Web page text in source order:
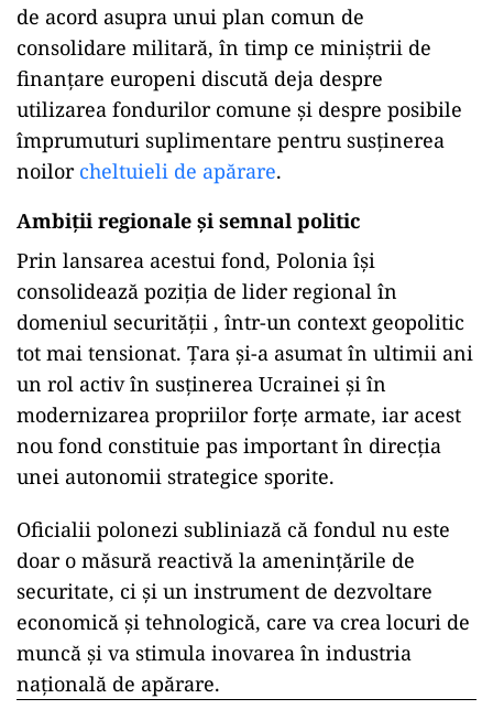
de acord asupra unui plan comun de
consolidare militară, în timp ce miniștrii de
finanțare europeni discută deja despre
utilizarea fondurilor comune și despre posibile
împrumuturi suplimentare pentru susținerea
noilor cheltuieli de apărare.
Ambiții regionale și semnal politic
Prin lansarea acestui fond, Polonia își
consolidează poziția de lider regional în
domeniul securității , într-un context geopolitic
tot mai tensionat. Țara și-a asumat în ultimii ani
un rol activ în susținerea Ucrainei și în
modernizarea propriilor forțe armate, iar acest
nou fond constituie pas important în direcția
unei autonomii strategice sporite.
Oficialii polonezi subliniază că fondul nu este
doar o măsură reactivă la amenințările de
securitate, ci și un instrument de dezvoltare
economică și tehnologică, care va crea locuri de
muncă și va stimula inovarea în industria
națională de apărare.